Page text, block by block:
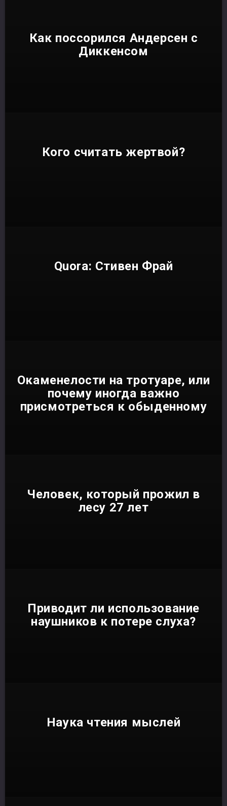
Как поссорился Андерсен с
Диккенсом
Кого считать жертвой?
Quora: Стивен Фрай
Окаменелости на тротуаре, или
почему иногда важно
присмотреться к обыденному
Человек, который прожил в
лесу 27 лет
Приводит ли использование
наушников к потере слуха?
Наука чтения мыслей